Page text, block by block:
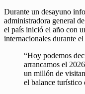
Durante un desayuno
administradora general
el país inició el año con
internacionales durante
“Hoy podemos
arrancamos el
un millón de
el balance turístico